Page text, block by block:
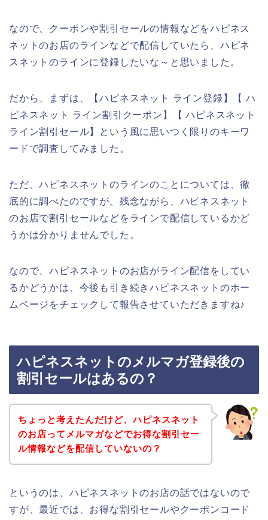
なので、クーポンや割引セールの情報などをハピネス
ネットのお店のラインなどで配信していたら、ハピネ
スネットのラインに登録したいな～と思いました。
だから、まずは、【ハピネスネット ライン登録】【 ハ
ピネスネット ライン割引クーポン】【 ハピネスネット
ライン割引セール】という風に思いつく限りのキーワ
ードで調査してみました。
ただ、ハピネスネットのラインのことについては、徹
底的に調べたのですが、残念ながら、ハピネスネット
のお店で割引セールなどをラインで配信しているかど
うかは分かりませんでした。
なので、ハピネスネットのお店がライン配信をしてい
るかどうかは、今後も引き続きハピネスネットのホー
ムページをチェックして報告させていただきますね♪
ハピネスネットのメルマガ登録後の
割引セールはあるの？
ちょっと考えたんだけど、ハピネスネット
のお店ってメルマガなどでお得な割引セー
ル情報などを配信していないの？
というのは、ハピネスネットのお店の話ではないので
すが、最近では、お得な割引セールやクーポンコード